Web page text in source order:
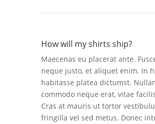
How will my shirts ship?
Maecenas eu placerat ante.
neque justo, et aliquet enim. In
habitasse platea dictumst.
commodo neque erat, vitae
Cras at mauris ut tortor
fringilla vel sed metus. Donec